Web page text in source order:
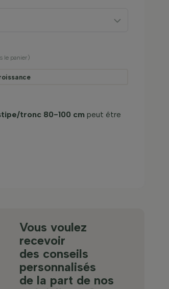
le panier)
tronc 80-100 cm peut être
Vous voulez
recevoir
des conseils
personnalisés
de la part de nos